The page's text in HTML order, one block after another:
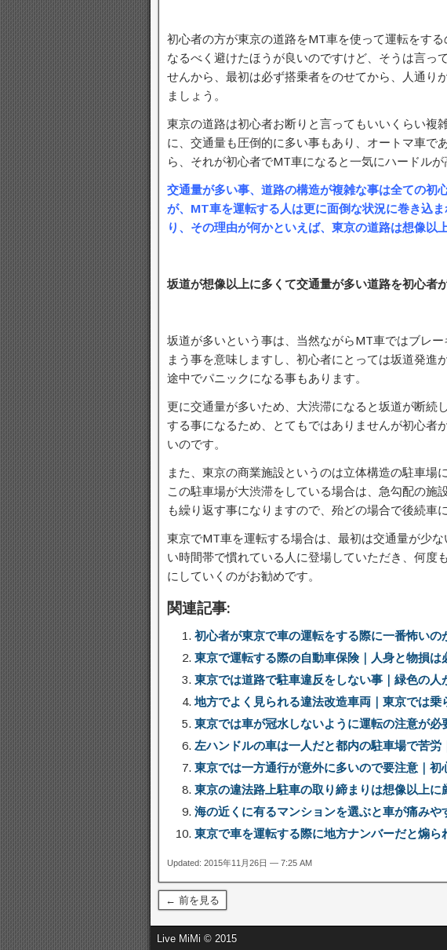
初心者の方が東京の道路をMT車を使って運転をす
なるべく避けたほうが良いのですけど、そうは言っ
せんから、最初は必ず搭乗者をのせてから、人通り
ましょう。
東京の道路は初心者お断りと言ってもいいくらい複
に、交通量も圧倒的に多い事もあり、オートマ車で
ら、それが初心者でMT車になると一気にハードルが
交通量が多い事、道路の構造が複雑な事は全ての初
が、MT車を運転する人は更に面倒な状況に巻き込
り、その理由が何かといえば、東京の道路は想像以
坂道が想像以上に多くて交通量が多い道路を初心者
坂道が多いという事は、当然ながらMT車ではブレ
まう事を意味しますし、初心者にとっては坂道発進
途中でパニックになる事もあります。
更に交通量が多いため、大渋滞になると坂道が断続
する事になるため、とてもではありませんが初心者
いのです。
また、東京の商業施設というのは立体構造の駐車場
この駐車場が大渋滞をしている場合は、急勾配の施
も繰り返す事になりますので、殆どの場合で後続車
東京でMT車を運転する場合は、最初は交通量が少
い時間帯で慣れている人に登場していただき、何度
にしていくのがお勧めです。
関連記事:
初心者が東京で車の運転をする際に一番怖いの
東京で運転する際の自動車保険｜人身と物損は
東京では道路で駐車違反をしない事｜緑色の人
地方でよく見られる違法改造車両｜東京では乗
東京では車が冠水しないように運転の注意が必
左ハンドルの車は一人だと都内の駐車場で苦労
東京では一方通行が意外に多いので要注意｜初
東京の違法路上駐車の取り締まりは想像以上に
海の近くに有るマンションを選ぶと車が痛みや
東京で車を運転する際に地方ナンバーだと煽ら
Updated: 2015年11月26日 — 7:25 AM
← 前を見る
Live MiMi © 2015